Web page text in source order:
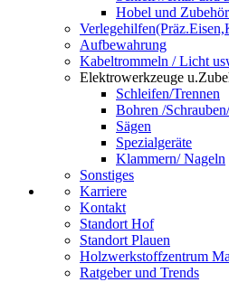
Hobel und
Aufbewahrung
Kabeltrommeln / Licht
Elektrowerkzeuge
Schleifen/Trennen
Bohren /
Sägen
Spezialgeräte
Klammern/ Nageln
Sonstiges
Karriere
Kontakt
Standort Hof
Standort Plauen
Holzwerkstoffzentrum
Ratgeber und Trends